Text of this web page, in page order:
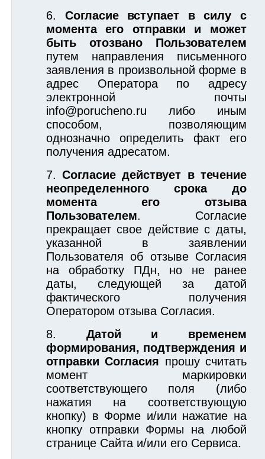
Согласие вступает в силу с
момента его отправки и может
быть отозвано Пользователем
путем направления письменного
заявления в произвольной форме в
адрес Оператора по адресу
электронной почты
info@porucheno.ru либо иным
способом, позволяющим
однозначно определить факт его
получения адресатом.
Согласие действует в течение
неопределенного срока до
момента его отзыва
Пользователем. Согласие
прекращает свое действие с даты,
указанной в заявлении
Пользователя об отзыве Согласия
на обработку ПДн, но не ранее
даты, следующей за датой
фактического получения
Оператором отзыва Согласия.
Датой и временем
формирования, подтверждения и
отправки Согласия прошу считать
момент маркировки
соответствующего поля (либо
нажатия на соответствующую
кнопку) в Форме и/или нажатие на
кнопку отправки Формы на любой
странице Сайта и/или его Сервиса.